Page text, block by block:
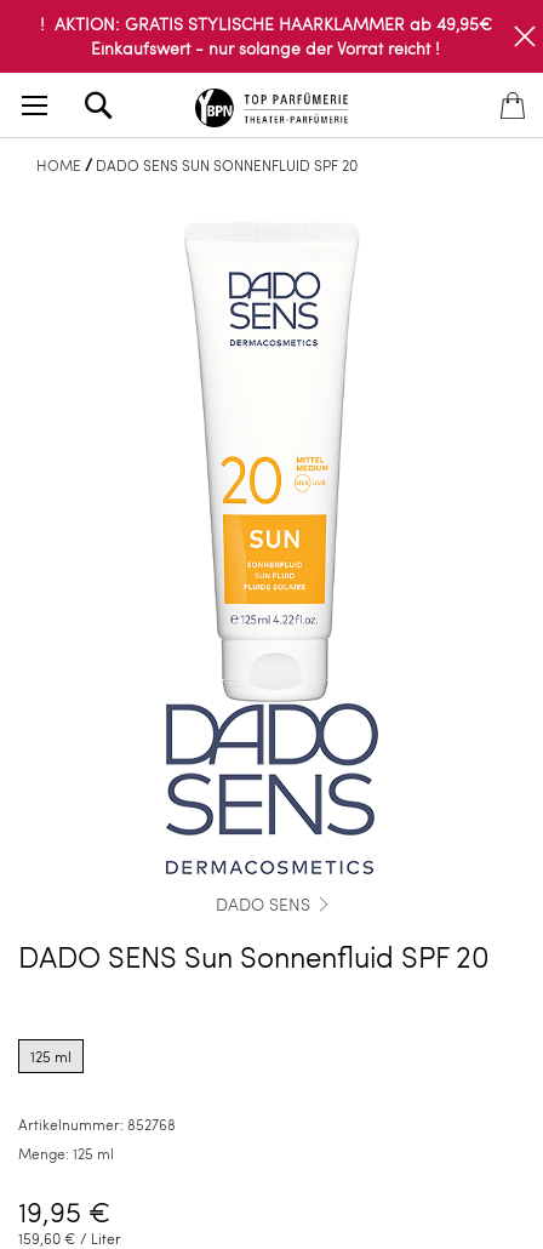
! AKTION: GRATIS STYLISCHE HAARKLAMMER ab 49,95€
Einkaufswert - nur solange der Vorrat reicht !
HOME DADO SENS SUN SONNENFLUID SPF 20
DADO SENS
DADO SENS Sun Sonnenfluid SPF 20
options
for
125 ml
Artikelnummer: 852768
Menge: 125 ml
19,95 €
159,60 € / Liter